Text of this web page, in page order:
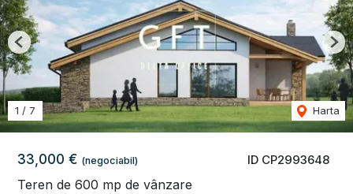
ID CP2993648
33,000 € (negociabil)
Teren de 600 mp de vânzare
1 / 7 Harta
Previous